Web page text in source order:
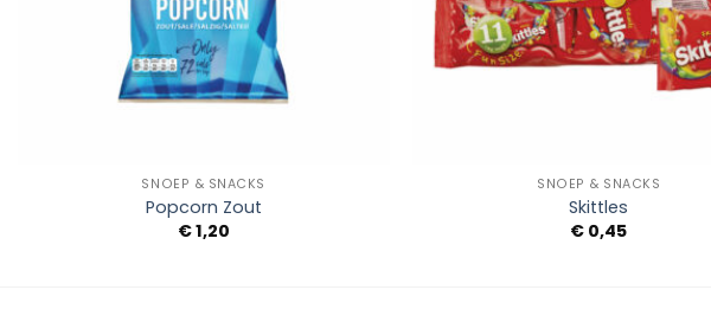
SNOEP & SNACKS
Popcorn Zout
€1,20
SNOEP & SNACKS
Skittles
€ 0,45